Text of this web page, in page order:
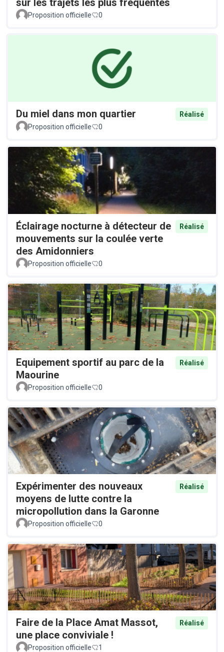
sur les trajets les plus fréquentés
Proposition officielle 0
Du miel dans mon quartier
Réalisé
Proposition officielle
0
Éclairage nocturne à détecteur de
mouvements sur la coulée verte
des Amidonniers
Réalisé
Proposition officielle 0
Equipement sportif au parc de la
Maourine
Réalisé
Proposition officielle 0
Expérimenter des nouveaux
moyens de lutte contre la
micropollution dans la Garonne
Réalisé
Proposition officielle 0
Faire de la Place Amat Massot,
une place conviviale !
Réalisé
Proposition officielle 1